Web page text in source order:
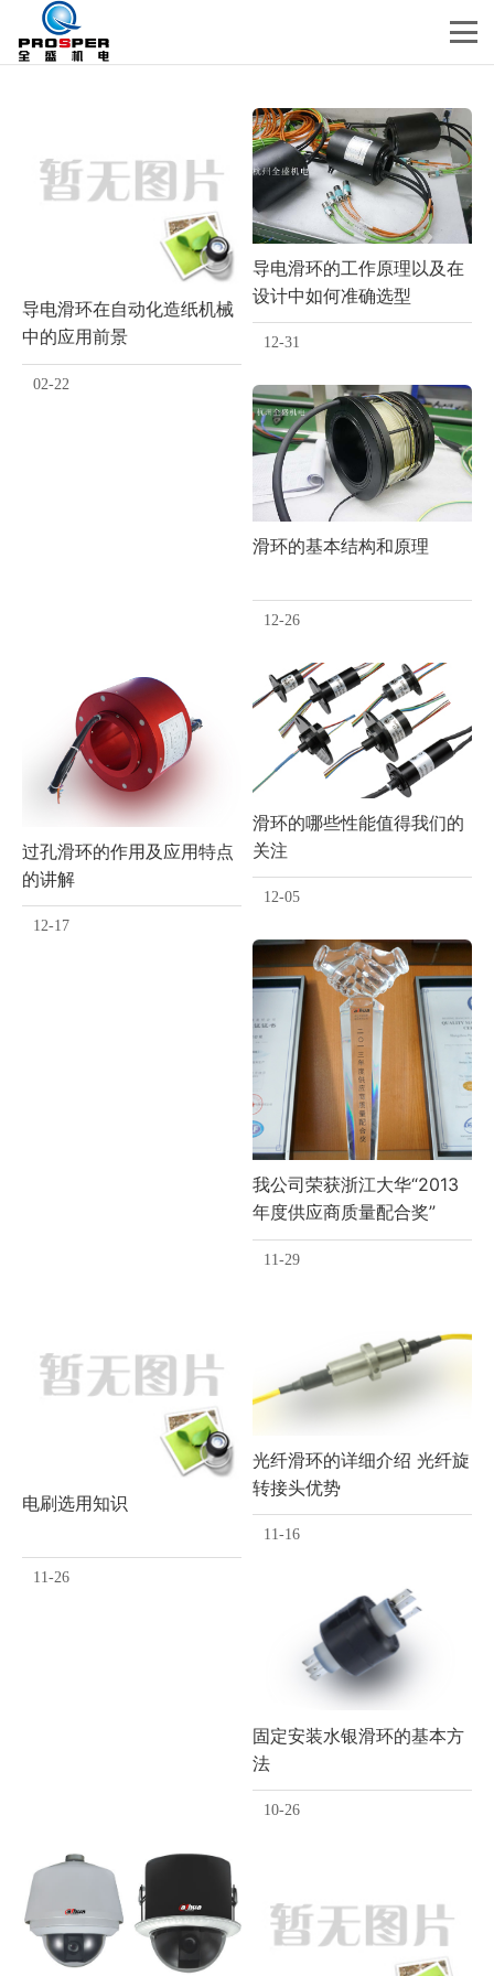
导电滑环在自动化造纸机械
中的应用前景
02-22
导电滑环的工作原理以及在
设计中如何准确选型
12-31
滑环的基本结构和原理
12-26
过孔滑环的作用及应用特点
的讲解
12-17
滑环的哪些性能值得我们的
关注
12-05
我公司荣获浙江大华“2013
年度供应商质量配合奖”
11-29
电刷选用知识
11-26
光纤滑环的详细介绍 光纤旋
转接头优势
11-16
固定安装水银滑环的基本方
法
10-26